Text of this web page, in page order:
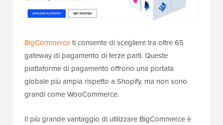
BigCommerceti consente di scegliere tra oltre 65
gateway di pagamento di terze parti. Queste
piattaforme di pagamento offrono una portata
globale più ampia rispetto a Shopify, ma non sono
grandi come WooCommerce.
Il più grande vantaggio di utilizzare BigCommerce è